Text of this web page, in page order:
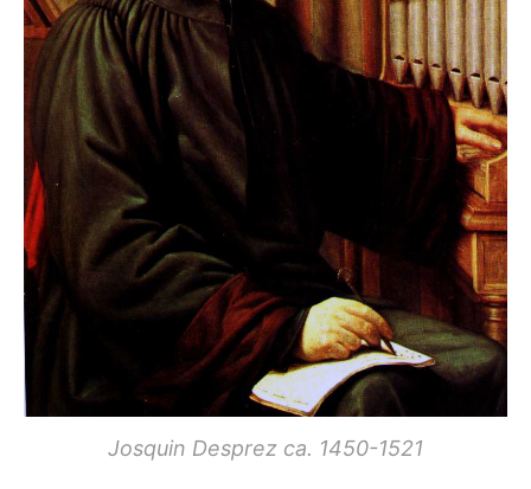
Josquin Desprez ca. 1450-1521